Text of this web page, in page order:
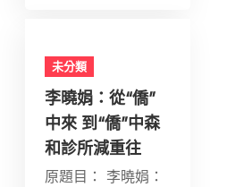
未分類
李曉娟：從“僑”
中來 到“僑”中森
和診所減重往
原題目： 李曉娟：